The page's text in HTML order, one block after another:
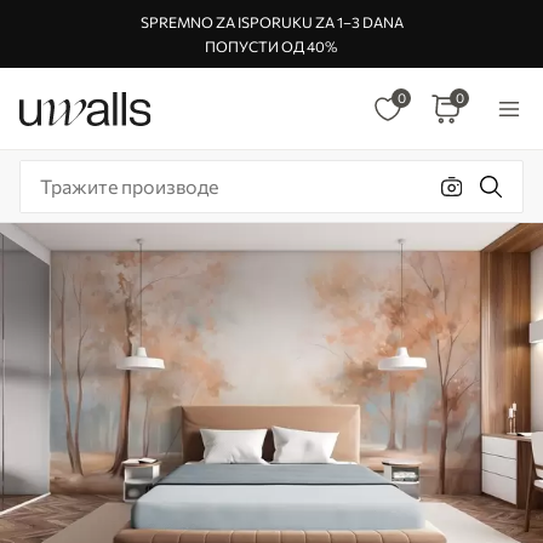
SPREMNO ZA ISPORUKU ZA 1–3 DANA
ПОПУСТИ ОД 40%
0 0